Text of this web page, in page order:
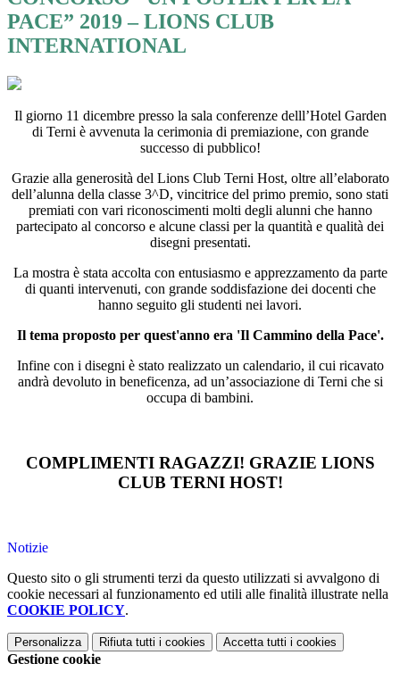
PACE” 2019 – LIONS CLUB
INTERNATIONAL
Il giorno 11 dicembre presso la sala conferenze delll’Hotel Garden
di Terni è avvenuta la cerimonia di premiazione, con grande
successo di pubblico!
Grazie alla generosità del Lions Club Terni Host, oltre all’elaborato
dell’alunna della classe 3^D, vincitrice del primo premio, sono stati
premiati con vari riconoscimenti molti degli alunni che hanno
partecipato al concorso e alcune classi per la quantità e qualità dei
disegni presentati.
La mostra è stata accolta con entusiasmo e apprezzamento da parte
di quanti intervenuti, con grande soddisfazione dei docenti che
hanno seguito gli studenti nei lavori.
Il tema proposto per quest'anno era 'Il Cammino della Pace'.
Infine con i disegni è stato realizzato un calendario, il cui ricavato
andrà devoluto in beneficenza, ad un’associazione di Terni che si
occupa di bambini.
COMPLIMENTI RAGAZZI! GRAZIE LIONS
CLUB TERNI HOST!
Notizie
Questo sito o gli strumenti terzi da questo utilizzati si avvalgono di
cookie necessari al funzionamento ed utili alle finalità illustrate nella
COOKIE POLICY.
Personalizza Rifiuta tutti i cookies Accetta tutti i cookies
Gestione cookie